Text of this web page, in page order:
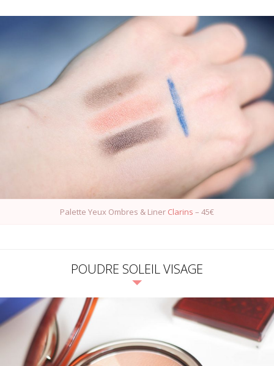
Palette Yeux Ombres & Liner Clarins – 45€
POUDRE SOLEIL VISAGE